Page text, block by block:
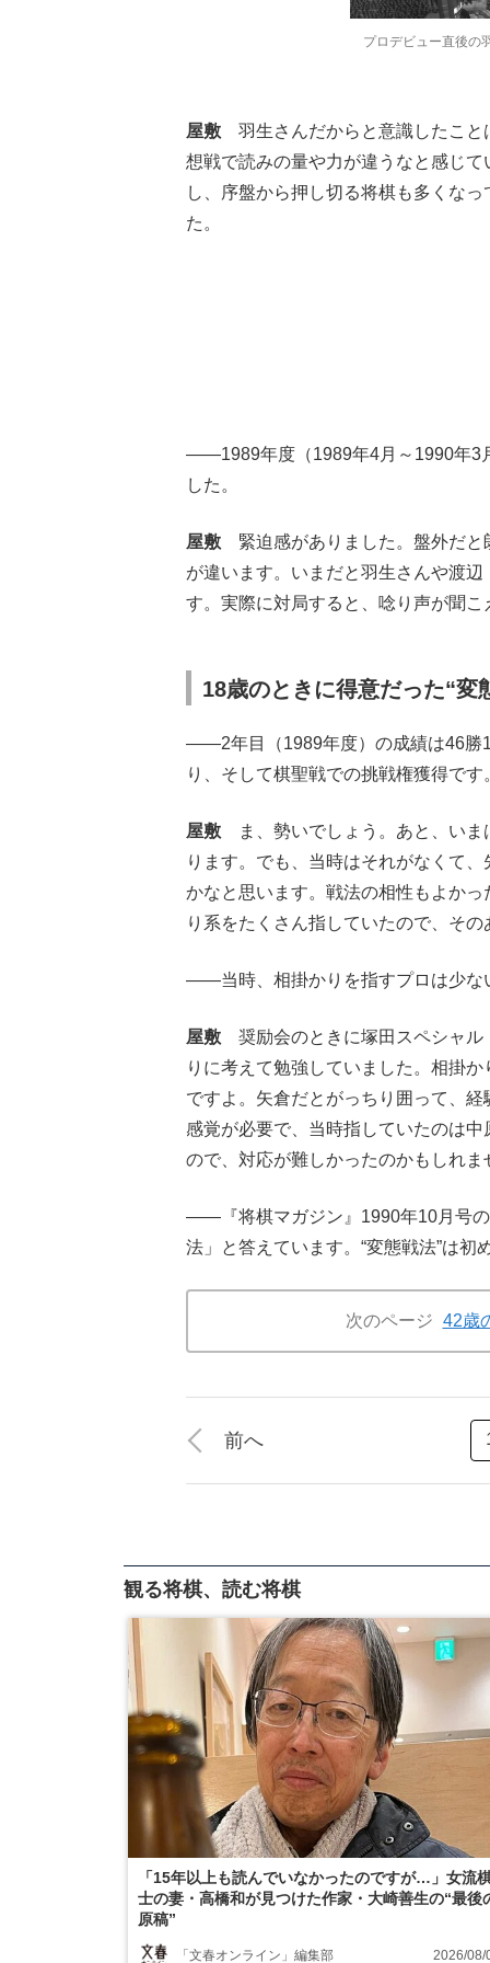
プロデビュー直後
屋敷 羽生さんだからと意識したこ
想戦で読みの量や力が違うなと感じ
し、序盤から押し切る将棋も多くな
た。
――1989年度（1989年4月～1990年3
した。
屋敷 緊迫感がありました。盤外だ
が違います。いまだと羽生さんや渡
す。実際に対局すると、唸り声が聞
18歳のときに得意だった“変
――2年目（1989年度）の成績は46勝
り、そして棋聖戦での挑戦権獲得で
屋敷
ま、勢いでしょう。あと、い
ります。でも、当時はそれがなくて
かなと思います。戦法の相性もよか
り系をたくさん指していたので、そ
――当時、相掛かりを指すプロは少な
屋敷 奨励会のときに塚田スペシャ
りに考えて勉強していました。相掛
ですよ。矢倉だとがっちり囲って、
感覚が必要で、当時指していたのは
ので、対応が難しかったのかもしれま
――『将棋マガジン』1990年10月号の
法」と答えています。“変態戦法”は初
次のページ 42歳
前へ
観る将棋、読む将棋
「15年以上も読んでいなかったのですが…」女流
士の妻・高橋和が見つけた作家・大崎善生の“最後
原稿”
「文春オンライン」編集部 2026/08/